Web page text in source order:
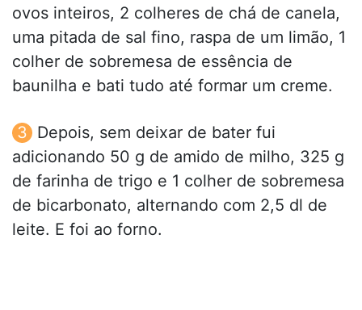
ovos inteiros, 2 colheres de chá de canela,
uma pitada de sal fino, raspa de um limão, 1
colher de sobremesa de essência de
baunilha e bati tudo até formar um creme.
Depois, sem deixar de bater fui
adicionando 50 g de amido de milho, 325 g
de farinha de trigo e 1 colher de sobremesa
de bicarbonato, alternando com 2,5 dl de
leite. E foi ao forno.